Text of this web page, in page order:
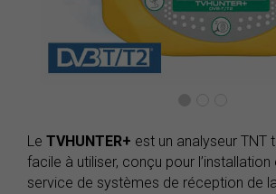
Le TVHUNTER+ est un analyseur TNT
facile à utiliser, conçu pour l’installation
service de systèmes de réception de